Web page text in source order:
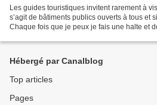
Les guides touristiques invitent rarement à
s’agit de bâtiments publics ouverts à tous et
Chaque fois que je peux je fais une halte et
Hébergé par Canalblog
Top articles
Pages